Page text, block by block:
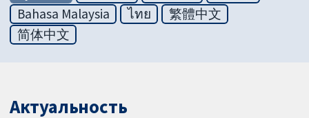
Bahasa Malaysia
ไทย
繁體中文
简体中文
Актуальность